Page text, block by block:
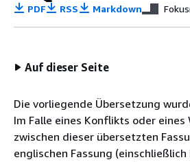
PDF RSS Markdown
Auf dieser Seite
Die vorliegende Übersetzung
Im Falle eines Konflikts oder eines
zwischen dieser übersetzten
englischen Fassung